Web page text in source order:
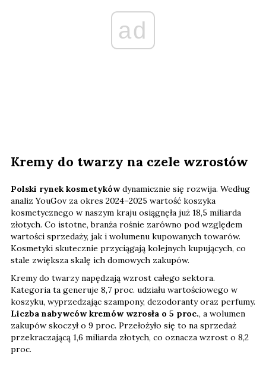
ad
Kremy do twarzy na czele wzrostów
Polski rynek kosmetykówdynamicznie się rozwija. Według
analiz YouGov za okres 2024–2025 wartość koszyka
kosmetycznego w naszym kraju osiągnęła już 18,5 miliarda
złotych. Co istotne, branża rośnie zarówno pod względem
wartości sprzedaży, jak i wolumenu kupowanych towarów.
Kosmetyki skutecznie przyciągają kolejnych kupujących, co
stale zwiększa skalę ich domowych zakupów.
Kremy do twarzy napędzają wzrost całego sektora.
Kategoria ta generuje 8,7 proc. udziału wartościowego w
koszyku, wyprzedzając szampony, dezodoranty oraz perfumy.
Liczba nabywców kremów wzrosła o 5 proc., a wolumen
zakupów skoczył o 9 proc. Przełożyło się to na sprzedaż
przekraczającą 1,6 miliarda złotych, co oznacza wzrost o 8,2
proc.